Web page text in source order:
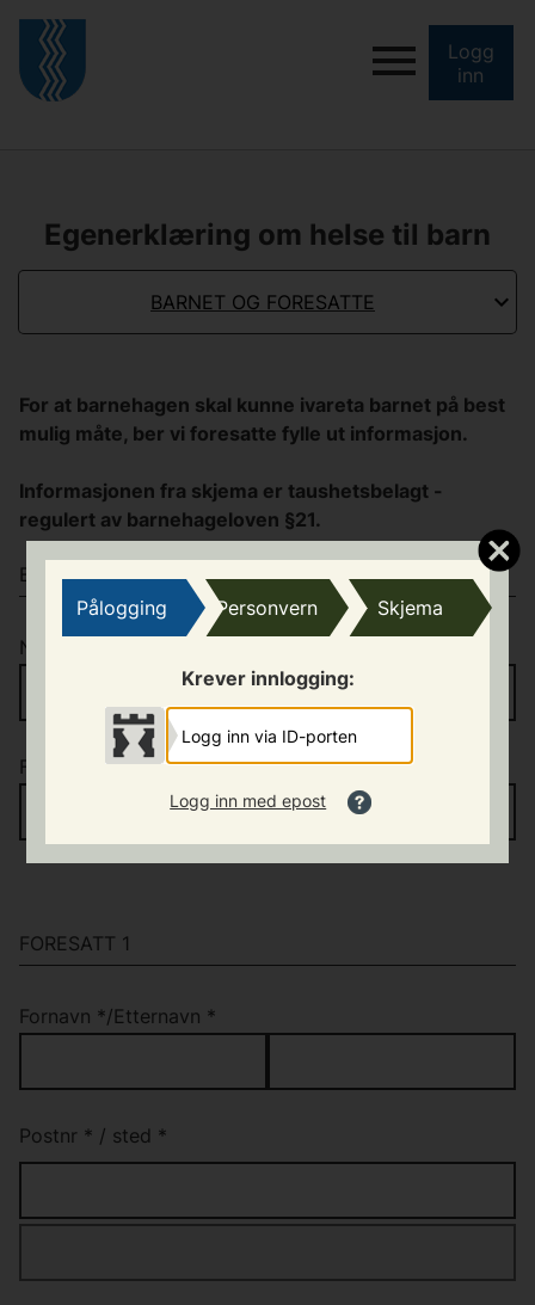
Pålogging Personvern Skjema
Krever innlogging:
Logg inn via ID-porten
Logg inn med epost
Logg
inn
Egenerklæring om helse til barn
BARNET OG FORESATTE
For at barnehagen skal kunne ivareta barnet på best
mulig måte, ber vi foresatte fylle ut informasjon.
Informasjonen fra skjema er taushetsbelagt -
regulert av barnehageloven §21.
BARNET
Navn på barn
Fødselsnummer *
FORESATT 1
Fornavn */Etternavn *
Postnr * / sted *